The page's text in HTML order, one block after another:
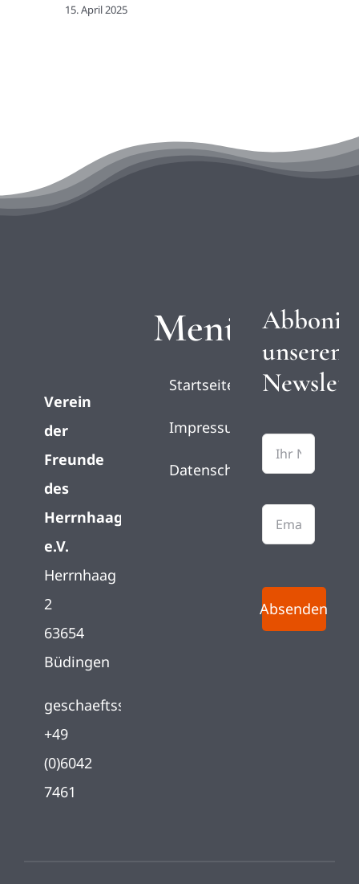
15. April 2025
Verein
der
Freunde
des
Herrnhaag
e.V.
Herrnhaag
2
63654
Büdingen
geschaeftsstelle@herrnhaag.de
+49
(0)6042
7461
Menü
Startseite
Impressum
Datenschutz
unseren
Absenden